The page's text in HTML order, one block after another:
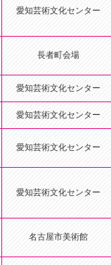
愛知芸術文化センター
長者町会場
愛知芸術文化センター
愛知芸術文化センター
愛知芸術文化センター
愛知芸術文化センター
名古屋市美術館